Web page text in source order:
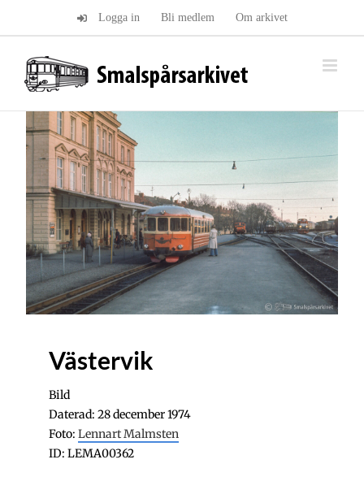
Logga in Bli medlem Om arkivet
Västervik
Bild
Daterad: 28 december 1974
Foto: Lennart Malmsten
ID: LEMA00362